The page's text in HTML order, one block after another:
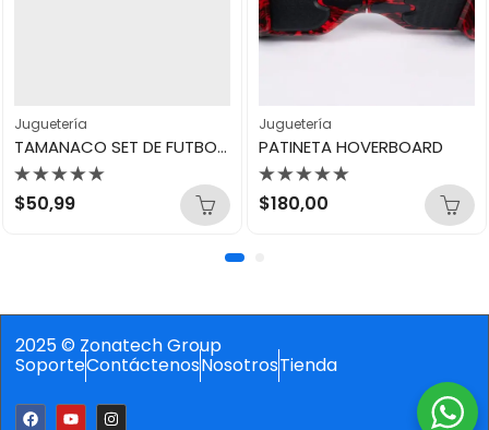
Juguetería
TAMANACO SET DE FUTBOL BALON N3
Valorado
con
$50,99
Juguetería
PATINETA HOVERBOARD
Valorado
con
$180,00
2025 © Zonatech Group
SoporteContáctenosNosotrosTienda